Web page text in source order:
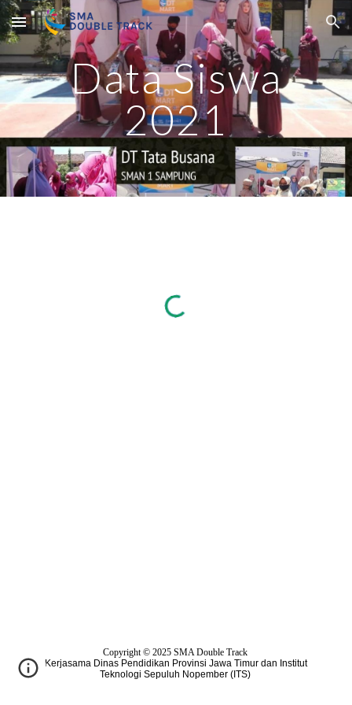
Skip to main content Skip to navigation
Data Siswa
2021
Copyright © 2025 SMA Double Track
Kerjasama Dinas Pendidikan Provinsi Jawa Timur dan Institut
Teknologi Sepuluh Nopember (ITS)